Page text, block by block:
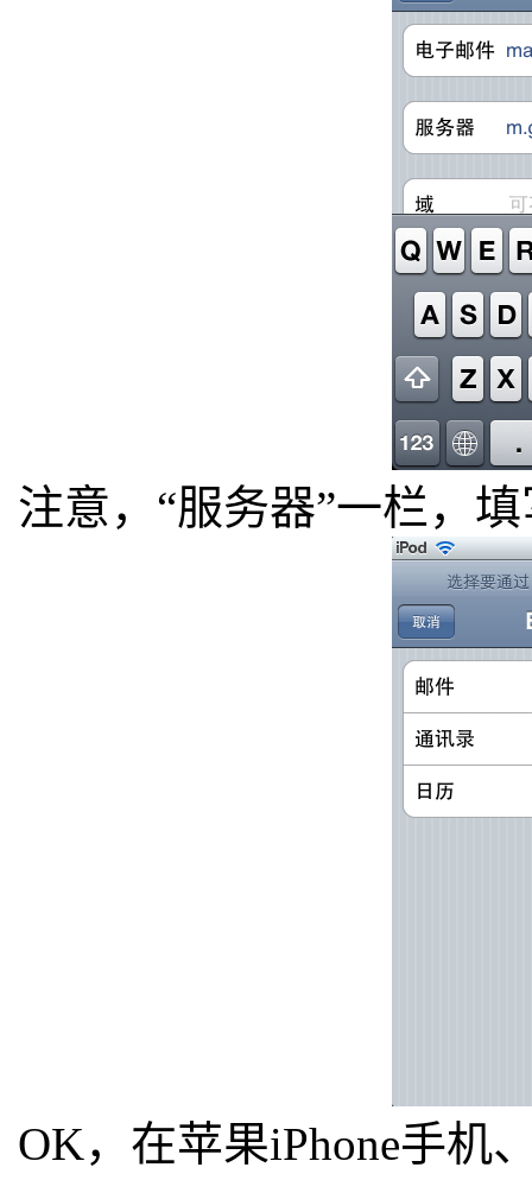
注意，“服务器”一栏，填
OK，在苹果iPhone手机